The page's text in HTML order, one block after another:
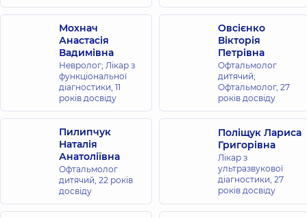
Мохнач
Анастасія
Вадимівна
Невролог; Лікар з
функціональної
діагностики, 11
років досвіду
Овсієнко
Вікторія
Петрівна
Офтальмолог
дитячий;
Офтальмолог, 27
років досвіду
Пилипчук
Наталія
Анатоліївна
Офтальмолог
дитячий, 22 років
досвіду
Поліщук Лариса
Григорівна
Лікар з
ультразвукової
діагностики, 27
років досвіду